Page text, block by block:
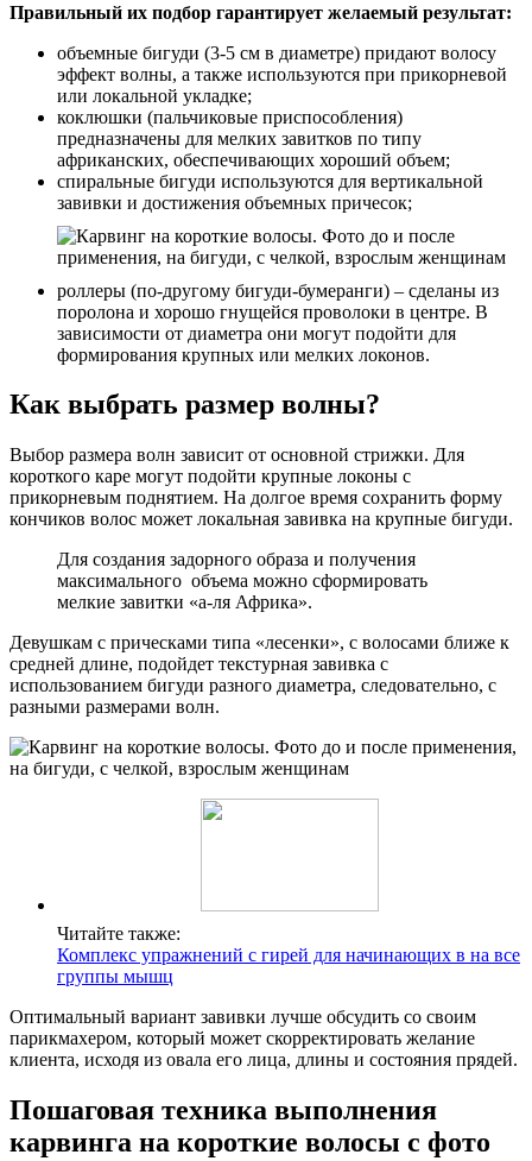
Правильный их подбор гарантирует желаемый результат:
объемные бигуди (3-5 см в диаметре) придают волосу
эффект волны, а также используются при прикорневой
или локальной укладке;
коклюшки (пальчиковые приспособления)
предназначены для мелких завитков по типу
африканских, обеспечивающих хороший объем;
спиральные бигуди используются для вертикальной
завивки и достижения объемных причесок;
роллеры (по-другому бигуди-бумеранги) – сделаны из
поролона и хорошо гнущейся проволоки в центре. В
зависимости от диаметра они могут подойти для
формирования крупных или мелких локонов.
Как выбрать размер волны?
Выбор размера волн зависит от основной стрижки. Для
короткого каре могут подойти крупные локоны с
прикорневым поднятием. На долгое время сохранить форму
кончиков волос может локальная завивка на крупные бигуди.
Для создания задорного образа и получения
максимального объема можно сформировать
мелкие завитки «а-ля Африка».
Девушкам с прическами типа «лесенки», с волосами ближе к
средней длине, подойдет текстурная завивка с
использованием бигуди разного диаметра, следовательно, с
разными размерами волн.
Читайте также:
Комплекс упражнений с гирей для начинающих в на все
группы мышц
Оптимальный вариант завивки лучше обсудить со своим
парикмахером, который может скорректировать желание
клиента, исходя из овала его лица, длины и состояния прядей.
Пошаговая техника выполнения
карвинга на короткие волосы с фото